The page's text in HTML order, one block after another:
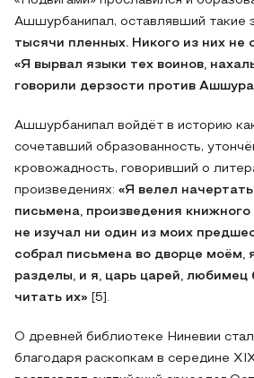
Ашшурбанипал, оставлявший такие
тысячи пленных. Никого из них не
«Я вырвал языки тех воинов,
говорили дерзости против
Ашшурбанипал войдёт в историю
сочетавший образованность,
кровожадность, говоривший о
произведениях: «Я велел
письмена, произведения книжного
не изучал ни один из моих
собрал письмена во дворце моём,
разделы, и я, царь царей, любимец
читать их»
[5].
О древней библиотеке Ниневии
благодаря раскопкам в середине